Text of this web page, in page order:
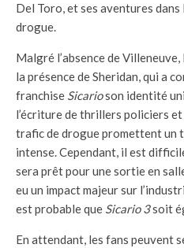
Del Toro, et ses aventures
drogue.
Malgré l’absence de
la présence de Sheridan, qui a
franchise Sicarioson identité
l’écriture de thrillers policiers et
trafic de drogue promettent un
intense. Cependant, il est
sera prêt pour une sortie en
eu un impact majeur sur
est probable que Sicario 3soit
En attendant, les fans peuvent